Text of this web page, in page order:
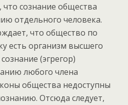
сознание общества
отдельного человека.
что общество по
есть организм высшего
(эгрегор)
любого члена
общества недоступны
Отсюда следует,